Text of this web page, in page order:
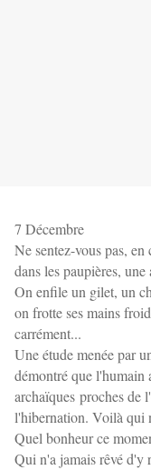
7 Décembre
Ne sentez-vous pas,
dans les paupières,
On enfile un gilet, un
on frotte ses mains
carrément...
Une étude menée par
démontré que l'humain
archaïques proches de
l'hibernation. Voilà qui
Quel bonheur ce
Qui n'a jamais rêvé d'y